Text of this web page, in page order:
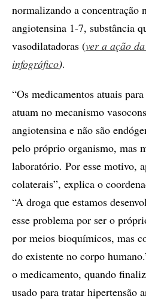
normalizando a concentração
angiotensina 1-7, substância
vasodilatadoras (ver a ação
infográfico).
“Os medicamentos atuais
atuam no mecanismo
angiotensina e não são
pelo próprio organismo, mas
laboratório. Por esse motivo,
colaterais”, explica o
“A droga que estamos
esse problema por ser o
por meios bioquímicos, mas
do existente no corpo
o medicamento, quando
usado para tratar hipertensão